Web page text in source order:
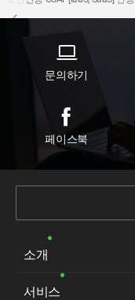
문의하기
페이스북
소개
서비스